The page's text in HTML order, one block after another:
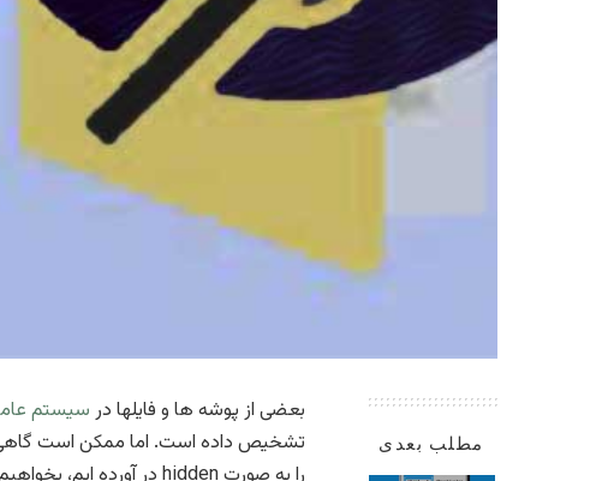
مطلب بعدی
بعضی از پوشه ها و فایلها در سیستم
تشخیص داده است. اما ممکن است گاهی